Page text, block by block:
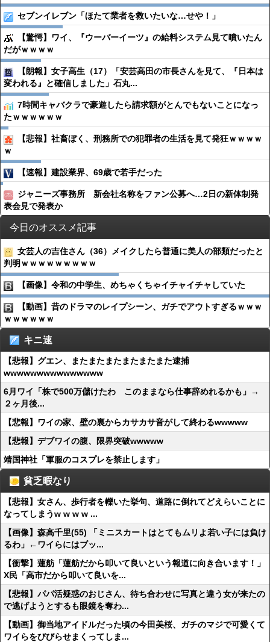
セブンイレブン「ほたて業者を救いたいな…せや！」
【驚愕】ワイ、『ウーバーイーツ』の給料システム見て噴いたん
だがｗｗｗｗ
【朗報】女子高生（17）「安芸高田の市長さんを見て、『日本は
変われる』と確信しました」石丸...
7時間キャバクラで豪遊したら請求額がとんでもないことになっ
たｗｗｗｗｗｗ
【悲報】社畜ぼく、刑務所での犯罪者の生活を見て発狂ｗｗｗｗ
ｗ
【速報】建設業界、69歳で若手だった
ジャニーズ事務所 新会社名称をファン公募へ…2日の新体制発
表会見で発表か
今日のオススメ記事
女芸人の吉住さん（36）メイクしたら普通に美人の部類だったと
判明ｗｗｗｗｗｗｗｗｗ
【画像】令和の中学生、めちゃくちゃイチャイチャしていた
【動画】昔のドラマのレイプシーン、ガチでアウトすぎるｗｗｗ
ｗｗｗｗｗｗ
キニ速
【悲報】グエン、またまたまたまたまたまた逮捕
wwwwwwwwwwwwwww
6月ワイ「株で500万儲けたわ このままなら仕事辞めれるかも」→
２ヶ月後...
【悲報】ワイの家、壁の裏からカサカサ音がして終わるwwwww
【悲報】デブワイの腹、限界突破wwwww
靖国神社「軍服のコスプレを禁止します」
貧乏暇なり
【悲報】女さん、歩行者を轢いた挙句、道路に倒れてどえらいことに
なってしまうw w w w ...
【画像】森高千里(55) 「ミニスカートはとてもムリよ若い子には負け
るわ」←ワイらにはブッ...
【衝撃】蓮舫「蓮舫だから叩いて良いという報道に向き合います！」
X民「高市だから叩いて良いを...
【悲報】パパ活疑惑のおじさん、待ち合わせに写真と違う女が来たの
で逃げようとするも眼鏡を奪わ...
【動画】御当地アイドルだった頃の今田美桜、ガチのマジで可愛くて
ワイらをびびらせまくってしま...